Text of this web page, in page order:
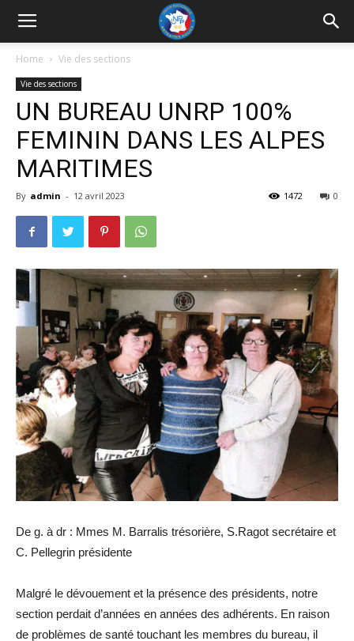
UNRP
Home Vie des sections
Vie des sections
UN BUREAU UNRP 100%
FEMININ DANS LES ALPES
MARITIMES
By admin - 12 avril 2023 0
1472
De g. à dr : Mmes M. Barralis trésorière, S.Ragot secrétaire et
C. Pellegrin présidente
Malgré le dévouement et la présence des présidents, notre
section perdait d’années en années des adhérents. En raison
de problèmes de santé touchant les membres du bureau, il